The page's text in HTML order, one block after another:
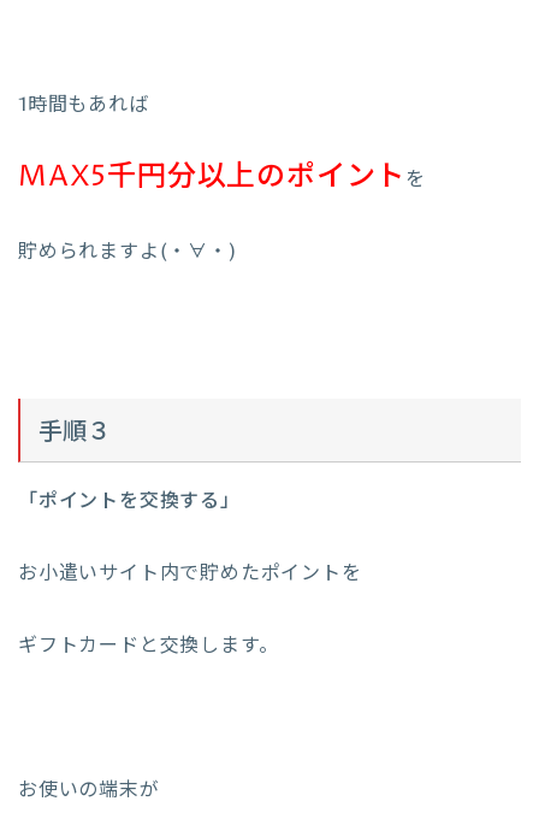
1時間もあれば
MAX5千円分以上のポイント を
貯められますよ(・∀・)
手順３
「ポイントを交換する」
お小遣いサイト内で貯めたポイントを
ギフトカードと交換します。
お使いの端末が